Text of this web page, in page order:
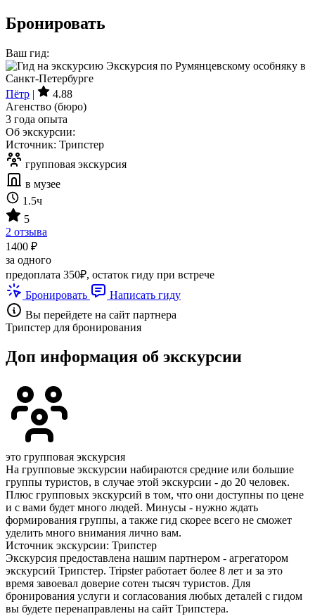
Бронировать
Ваш гид:
Пётр |
4.88
Агенство (бюро)
3 года опыта
Об экскурсии:
Источник: Трипстер
групповая экскурсия
в музее
1.5ч
5
2 отзыва
1400 ₽
за одного
предоплата 350₽, остаток гиду при встрече
Бронировать
Написать гиду
Вы перейдете на сайт партнера
Трипстер для бронирования
Доп информация об экскурсии
это групповая экскурсия
На групповые экскурсии набираются средние или большие
группы туристов, в случае этой экскурсии - до 20 человек.
Плюс групповых экскурсий в том, что они доступны по цене
и с вами будет много людей. Минусы - нужно ждать
формирования группы, а также гид скорее всего не сможет
уделить много внимания лично вам.
Источник экскурсии: Трипстер
Экскурсия предоставлена нашим партнером - агрегатором
экскурсий Трипстер. Tripster работает более 8 лет и за это
время завоевал доверие сотен тысяч туристов. Для
бронирования услуги и согласования любых деталей с гидом
вы будете перенаправлены на сайт Трипстера.